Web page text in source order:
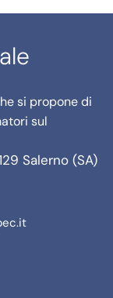
si propone di
sul
Salerno (SA)